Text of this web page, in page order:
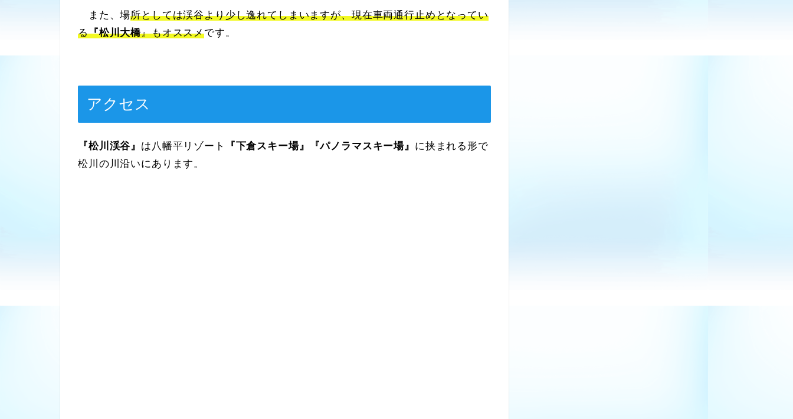
また、場所としては渓谷より少し逸れてしまいますが、現在車両通行止めとなってい
る『松川大橋』もオススメです。
アクセス
『松川渓谷』 は八幡平リゾート 『下倉スキー場』『パノラマスキー場』 に挟まれる形で
松川の川沿いにあります。